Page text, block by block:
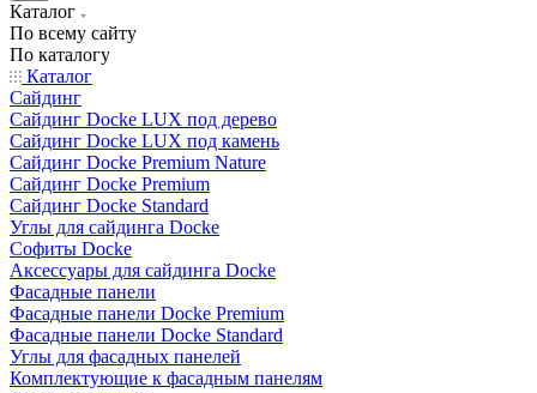
Каталог
По всему сайту
По каталогу
Каталог
Сайдинг
Сайдинг Docke LUX под дерево
Сайдинг Docke LUX под камень
Сайдинг Docke Premium Nature
Сайдинг Docke Premium
Сайдинг Docke Standard
Углы для сайдинга Docke
Софиты Docke
Аксессуары для сайдинга Docke
Фасадные панели
Фасадные панели Docke Premium
Фасадные панели Docke Standard
Углы для фасадных панелей
Комплектующие к фасадным панелям